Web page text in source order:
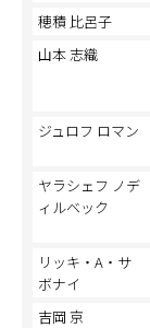
穂積 比呂子
山本 志織
ジュロフ ロマン
ヤラシェフ ノデ
ィルベック
リッキ・A・サ
ボナイ
吉岡 京